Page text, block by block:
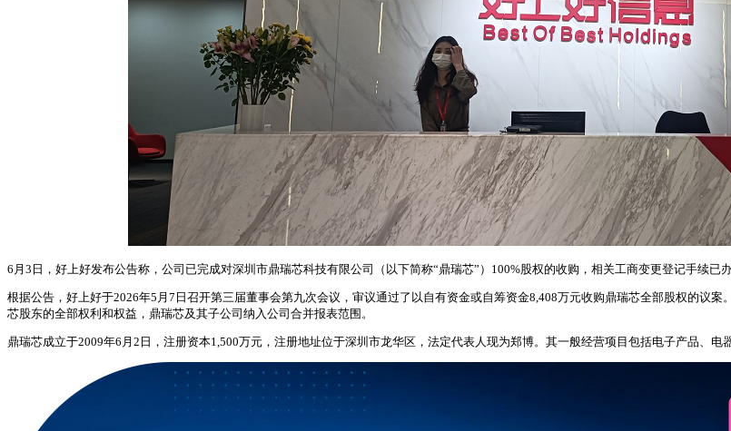
6月3日，好上好发布公告称，公司已完成对深圳市鼎瑞芯科技有限公司（以下简称“鼎瑞芯”）100%股权的收购，相关工商变更登记手续已
根据公告，好上好于2026年5月7日召开第三届董事会第九次会议，审议通过了以自有资金或自筹资金8,408万元收购鼎瑞芯全部股权的议
芯股东的全部权利和权益，鼎瑞芯及其子公司纳入公司合并报表范围。
鼎瑞芯成立于2009年6月2日，注册资本1,500万元，注册地址位于深圳市龙华区，法定代表人现为郑博。其一般经营项目包括电子产品、